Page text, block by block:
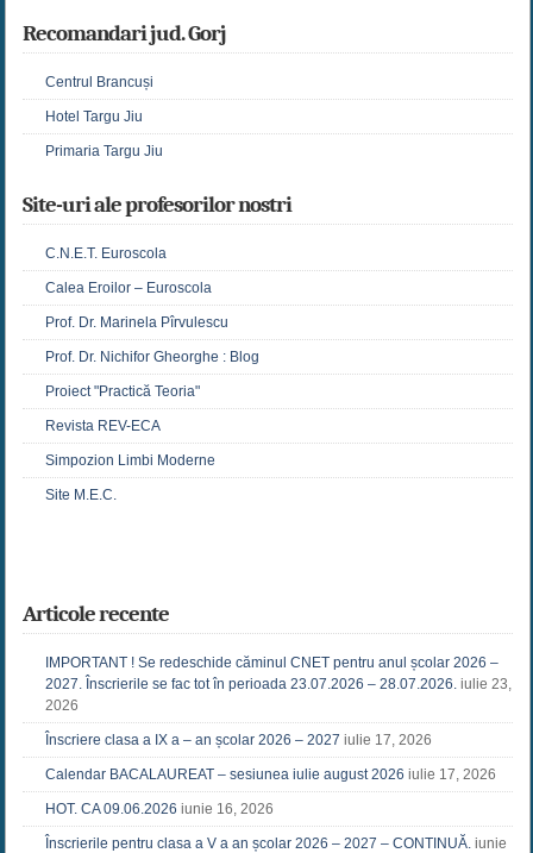
Recomandari jud. Gorj
Centrul Brancuși
Hotel Targu Jiu
Primaria Targu Jiu
Site-uri ale profesorilor nostri
C.N.E.T. Euroscola
Calea Eroilor – Euroscola
Prof. Dr. Marinela Pîrvulescu
Prof. Dr. Nichifor Gheorghe : Blog
Proiect "Practică Teoria"
Revista REV-ECA
Simpozion Limbi Moderne
Site M.E.C.
Articole recente
IMPORTANT ! Se redeschide căminul CNET pentru anul școlar 2026 –
2027. Înscrierile se fac tot în perioada 23.07.2026 – 28.07.2026. iulie 23,
2026
Înscriere clasa a IX a – an școlar 2026 – 2027 iulie 17, 2026
Calendar BACALAUREAT – sesiunea iulie august 2026 iulie 17, 2026
HOT. CA 09.06.2026 iunie 16, 2026
Înscrierile pentru clasa a V a an școlar 2026 – 2027 – CONTINUĂ. iunie